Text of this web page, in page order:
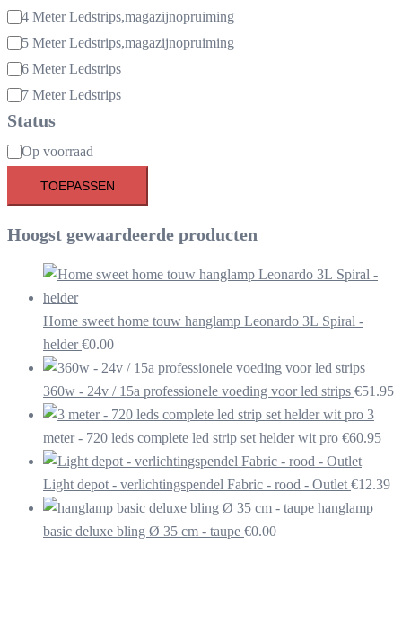
4 Meter Ledstrips,magazijnopruiming
5 Meter Ledstrips,magazijnopruiming
6 Meter Ledstrips
7 Meter Ledstrips
Status
Beschikbaarheid
Op voorraad
TOEPASSEN
Hoogst gewaardeerde producten
Home sweet home touw hanglamp Leonardo 3L Spiral -
helder €0.00
360w - 24v / 15a professionele voeding voor led strips €51.95
3
meter - 720 leds complete led strip set helder wit pro €60.95
Light depot - verlichtingspendel Fabric - rood - Outlet €12.39
hanglamp
basic deluxe bling Ø 35 cm - taupe €0.00